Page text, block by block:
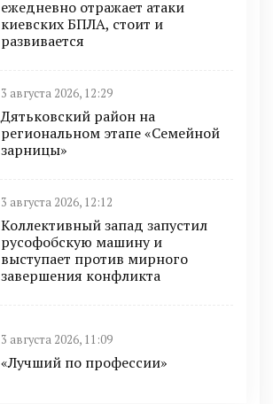
ежедневно отражает атаки
киевских БПЛА, стоит и
развивается
3 августа 2026, 12:29
Дятьковский район на
региональном этапе «Семейной
зарницы»
3 августа 2026, 12:12
Коллективный запад запустил
русофобскую машину и
выступает против мирного
завершения конфликта
3 августа 2026, 11:09
«Лучший по профессии»